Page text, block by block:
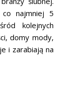
najmniej 5
kolejnych
domy mody,
i zarabiają na